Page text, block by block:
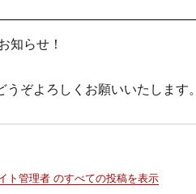
知らせ！
ぞよろしくお願いいたします。
ト管理者 のすべての投稿を表示